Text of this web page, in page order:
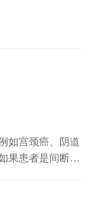
如宫颈癌、阴道
果患者是间断性
，出现这种症
子宫肌瘤。建